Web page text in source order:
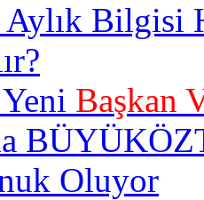
Bilgisi
Başkan
Oluyor